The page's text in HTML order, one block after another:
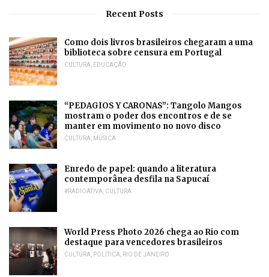
Recent Posts
Como dois livros brasileiros chegaram a uma
biblioteca sobre censura em Portugal
CULTURA, EDUCAÇÃO
“PEDAGIOS Y CARONAS”: Tangolo Mangos
mostram o poder dos encontros e de se
manter em movimento no novo disco
CULTURA, MÚSICA
Enredo de papel: quando a literatura
contemporânea desfila na Sapucaí
#RADIOATIVA, CULTURA
World Press Photo 2026 chega ao Rio com
destaque para vencedores brasileiros
CULTURA, POLÍTICA, RIO DE JANEIRO